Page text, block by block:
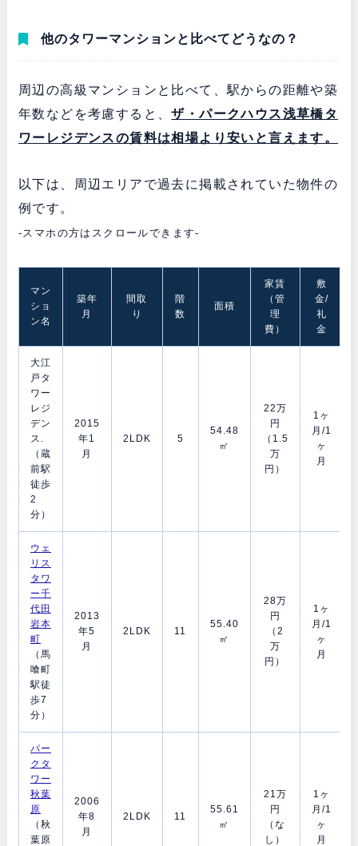
他のタワーマンションと比べてどうなの？
周辺の高級マンションと比べて、駅からの距離や築
年数などを考慮すると、ザ・パークハウス浅草橋タ
ワーレジデンスの賃料は相場より安いと言えます。
以下は、周辺エリアで過去に掲載されていた物件の
例です。
-スマホの方はスクロールできます-
マン
ショ
ン名
築年
月
間取
り
階
数
面積
家賃
（管
理
費）
敷
金/
礼
金
大江
戸タ
ワー
レジ
デン
ス.
（蔵
前駅
徒歩
2
分）
2015
年1
月
2LDK 5
54.48
㎡
22万
円
（1.5
万
円）
1ヶ
月/1
ヶ
月
ウェ
リス
タワ
ー千
代田
岩本
町
（馬
喰町
駅徒
歩7
分）
2013
年5
月
2LDK 11
55.40
㎡
28万
円
（2
万
円）
1ヶ
月/1
ヶ
月
パー
クタ
ワー
秋葉
原
（秋
葉原
2006
年8
月
2LDK 11
55.61
㎡
21万
円
（な
し）
1ヶ
月/1
ヶ
月